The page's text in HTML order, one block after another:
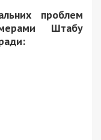
проблем
Штабу